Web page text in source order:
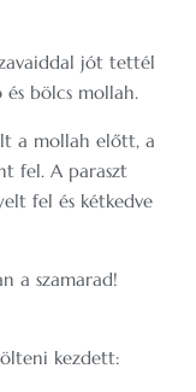
jót tettél
bölcs mollah.
a mollah előtt, a
fel. A paraszt
fel és kétkedve
a szamarad!
kezdett: